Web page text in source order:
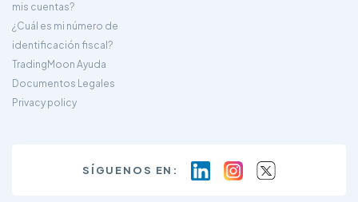
mis cuentas?
¿Cuál es mi número de
identificación fiscal?
TradingMoon Ayuda
Documentos Legales
Privacy policy
SÍGUENOS EN: